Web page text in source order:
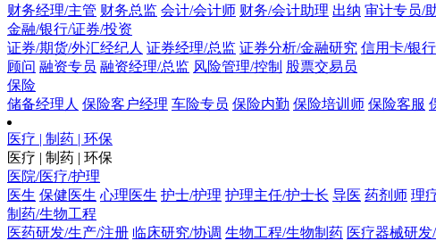
财务经理/主管 财务总监 会计/会计师 财务/会计助理 出纳 审计专员/
金融/银行/证券/投资
证券/期货/外汇经纪人 证券经理/总监 证券分析/金融研究 信用卡/银
顾问 融资专员 融资经理/总监 风险管理/控制 股票交易员
保险
储备经理人 保险客户经理 车险专员 保险内勤 保险培训师 保险客服
医疗 | 制药 | 环保
医疗 | 制药 | 环保
医院/医疗/护理
医生 保健医生 心理医生 护士/护理 护理主任/护士长 导医 药剂师 理
制药/生物工程
医药研发/生产/注册 临床研究/协调 生物工程/生物制药 医疗器械研发